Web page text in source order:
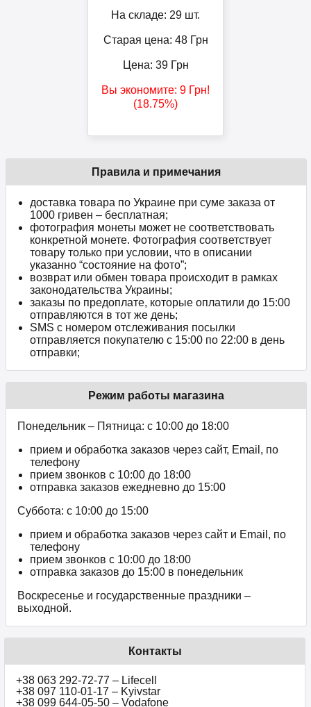
На складе: 29 шт.
Старая цена: 48Грн
Цена: 39Грн
Вы экономите: 9 Грн!
(18.75%)
Правила и примечания
доставка товара по Украине при суме заказа от
1000 гривен – бесплатная;
фотография монеты может не соответствовать
конкретной монете. Фотография соответствует
товару только при условии, что в описании
указанно “состояние на фото”;
возврат или обмен товара происходит в рамках
законодательства Украины;
заказы по предоплате, которые оплатили до 15:00
отправляются в тот же день;
SMS с номером отслеживания посылки
отправляется покупателю с 15:00 по 22:00 в день
отправки;
Режим работы магазина
Понедельник – Пятница: с 10:00 до 18:00
прием и обработка заказов через сайт, Email, по
телефону
прием звонков c 10:00 до 18:00
отправка заказов ежедневно до 15:00
Суббота: с 10:00 до 15:00
прием и обработка заказов через сайт и Email, по
телефону
прием звонков c 10:00 до 18:00
отправка заказов до 15:00 в понедельник
Воскресенье и государственные праздники –
выходной.
Контакты
+38 063 292-72-77 – Lifecell
+38 097 110-01-17 – Kyivstar
+38 099 644-05-50 – Vodafone